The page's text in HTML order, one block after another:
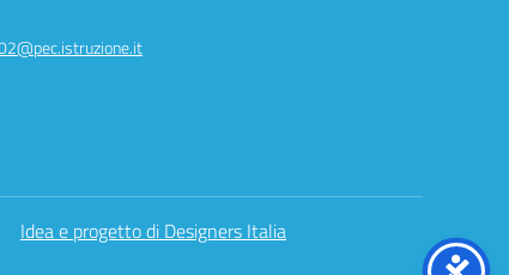
Idea e progetto di Designers Italia